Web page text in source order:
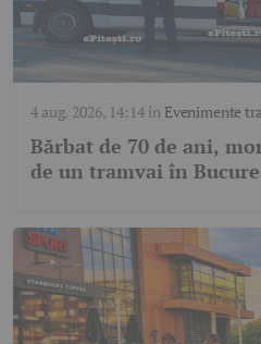
4 aug. 2026, 14:14în Evenimente
Bărbat de 70 de ani,
de un tramvai în